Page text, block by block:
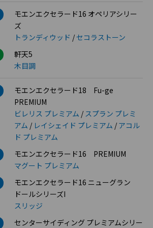
モエンエクセラード16 オペリアシリー
ズ
トランディウッド /セコラストーン
軒天5
木目調
モエンエクセラード18 Fu-ge
PREMIUM
ビレリス プレミアム / スプラン プレミ
アム / レイシェイド プレミアム / アコル
ド プレミアム
モエンエクセラード16 PREMIUM
マグート プレミアム
モエンエクセラード16 ニューグラン
ドールシリーズI
スリッジ
センターサイディング プレミアムシリー